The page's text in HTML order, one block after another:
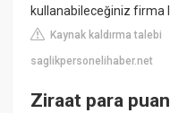
kullanabileceğiniz firma
Kaynak kaldırma talebi
saglikpersonelihaber.net
Ziraat para